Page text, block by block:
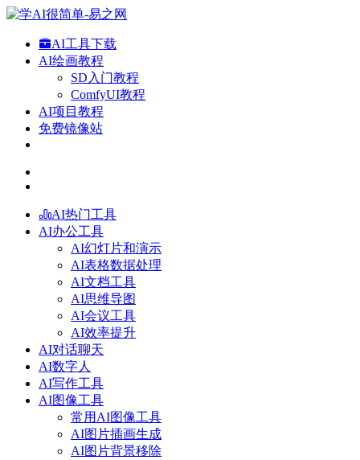
AI工具下载
AI绘画教程
SD入门教程
ComfyUI教程
AI项目教程
免费镜像站
AI热门工具
AI办公工具
AI幻灯片和演示
AI表格数据处理
AI文档工具
AI思维导图
AI会议工具
AI效率提升
AI对话聊天
AI数字人
AI写作工具
AI图像工具
常用AI图像工具
AI图片插画生成
AI图片背景移除